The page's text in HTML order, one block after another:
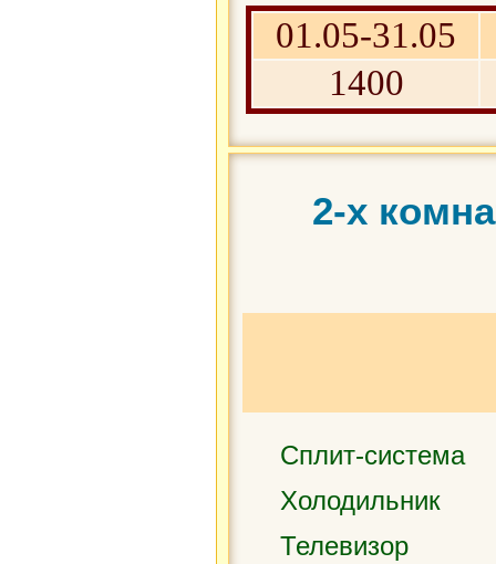
01.05-31.05
1400
2-х
Сплит-система
Холодильник
Телевизор